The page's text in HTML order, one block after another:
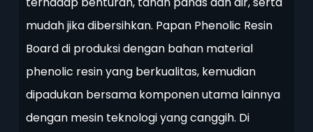
mudah jika dibersihkan. Papan Phenolic Resin
Board di produksi dengan bahan material
phenolic resin yang berkualitas, kemudian
dipadukan bersama komponen utama lainnya
dengan mesin teknologi yang canggih. Di